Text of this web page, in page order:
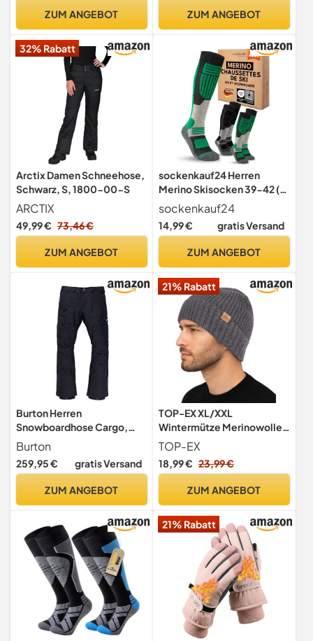
Skifahren/Snowboarden
35, 38, Regular, Regular,
ZUM ANGEBOT ZUM ANGEBOT
32% Rabatt
Arctix Damen Schneehose,
Schwarz, S, 1800-00-S
ARCTIX
49,99 € 73,46 €
ZUM ANGEBOT
sockenkauf24 Herren
Merino Skisocken 39-42 (2
Paar) Thermo Winter
Kniestrümpfe mit
Polsterung für Ski und
sockenkauf24
14,99 € gratis Versand
ZUM ANGEBOT
Burton Herren
Snowboardhose Cargo,
True Black, XL, 13166106001
Burton
259,95 € gratis Versand
ZUM ANGEBOT
21% Rabatt
TOP-EX XL/XXL
Wintermütze Merinowolle
Beanie Herren Warme
Strickmütze mit
Fleecefutter Wollmütze
Snowboard Outdoor
TOP-EX
18,99 € 23,99 €
ZUM ANGEBOT
21% Rabatt